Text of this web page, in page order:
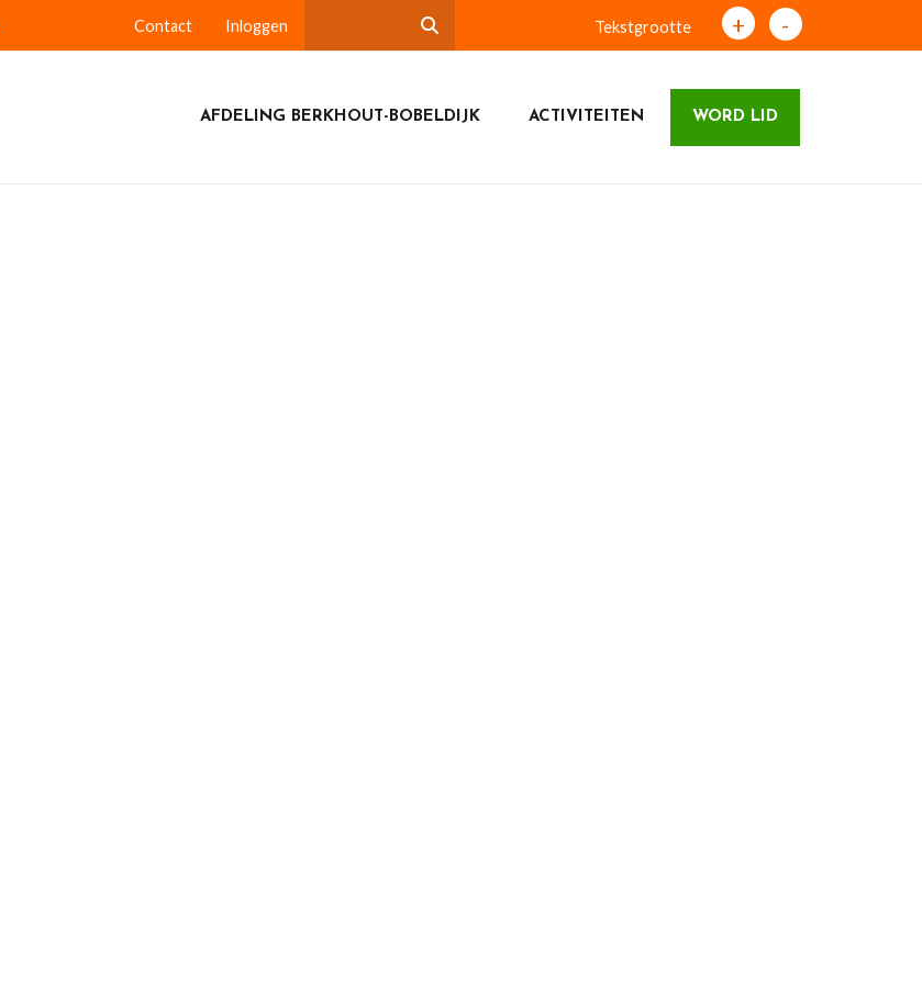
Contact Inloggen Tekstgrootte + -
AFDELING BERKHOUT-BOBELDIJK ACTIVITEITEN WORD LID